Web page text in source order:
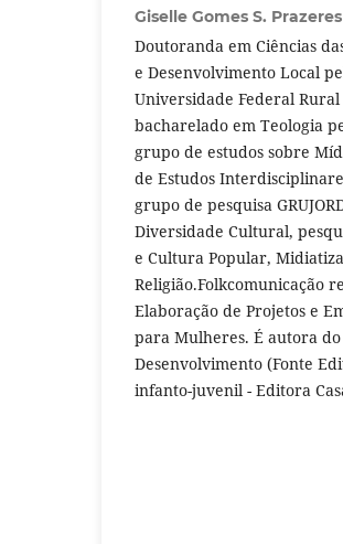
Giselle Gomes S.
Doutoranda em Ciências
e Desenvolvimento Local
Universidade Federal Rural
bacharelado em Teologia
grupo de estudos sobre
de Estudos
grupo de pesquisa
Diversidade Cultural,
e Cultura Popular,
Religião.Folkcomunicação
Elaboração de Projetos e
para Mulheres. É autora
Desenvolvimento (Fonte
infanto-juvenil - Editora